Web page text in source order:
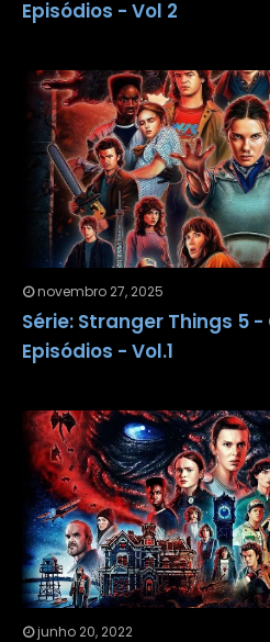
Episódios - Vol 2
novembro 27, 2025
Série: Stranger Things 5 -
Episódios - Vol.1
junho 20, 2022